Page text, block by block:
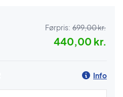
Førpris: 699,00 kr.
440,00 kr.
Info